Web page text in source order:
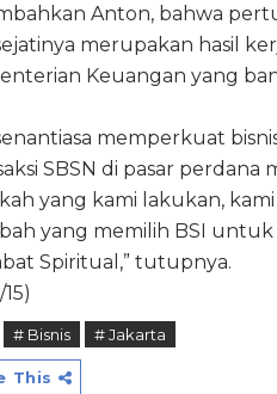
Anton, bahwa
merupakan hasil
Keuangan yang
memperkuat
SBSN di pasar
yang kami lakukan,
yang memilih BSI untuk
Spiritual,” tutupnya.
# Bisnis # Jakarta
This